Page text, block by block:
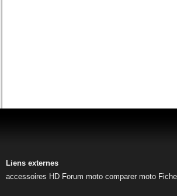
Liens externes
accessoires HD Forum moto comparer moto